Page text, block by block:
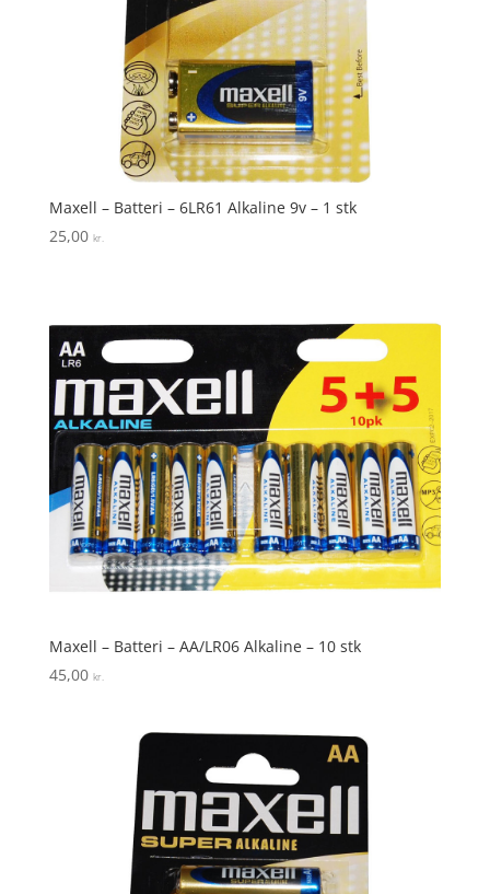
Maxell – Batteri – 6LR61 Alkaline 9v – 1 stk
25,00 kr.
Maxell – Batteri – AA/LR06 Alkaline – 10 stk
45,00 kr.